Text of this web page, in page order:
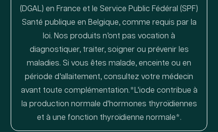
(DGAL) en France et le Service Public Fédéral (SPF)
Santé publique en Belgique, comme requis par la
loi. Nos produits n’ont pas vocation à
diagnostiquer, traiter, soigner ou prévenir les
maladies. Si vous êtes malade, enceinte ou en
période d’allaitement, consultez votre médecin
avant toute complémentation.*L'iode contribue à
la production normale d'hormones thyroïdiennes
et à une fonction thyroïdienne normale*.